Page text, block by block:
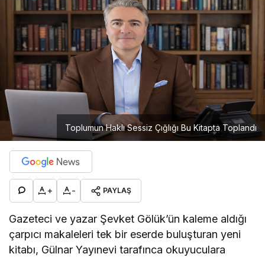
Toplumun Haklı Sessiz Çığlığı Bu Kitapta Toplandı
+ - PAYLAŞ
Gazeteci ve yazar Şevket Gölük’ün kaleme aldığı
çarpıcı makaleleri tek bir eserde buluşturan yeni
kitabı, Gülnar Yayınevi tarafınca okuyuculara